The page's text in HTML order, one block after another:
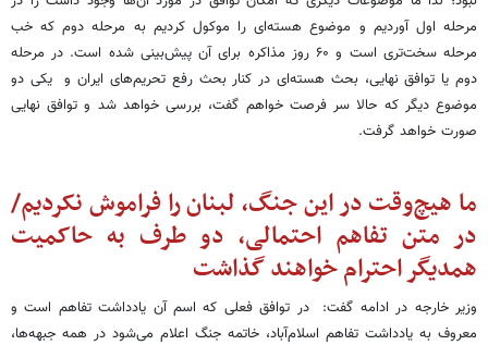
مرحله اول آوردیم و موضوع هسته‌ای را موکول کردیم به مرحله دوم که خب
مرحله سخت‌تری است و ۶۰ روز مذاکره برای آن پیش‌بینی شده است. در مرحله
دوم یا توافق نهایی، بحث هسته‌ای در کنار بحث رفع تحریم‌های ایران و یکی دو
موضوع دیگر که حالا سر فرصت خواهم گفت، بررسی خواهد شد و توافق نهایی
صورت خواهد گرفت.
ما هیچ‌وقت در این جنگ، لبنان را فراموش نکردیم/
در متن تفاهم احتمالی، دو طرف به حاکمیت
همدیگر احترام خواهند گذاشت
وزیر خارجه در ادامه گفت: در توافق فعلی که اسم آن یادداشت تفاهم است و
معروف به یادداشت تفاهم اسلام‌آباد، خاتمه جنگ اعلام می‌شود در همه جبهه‌ها،